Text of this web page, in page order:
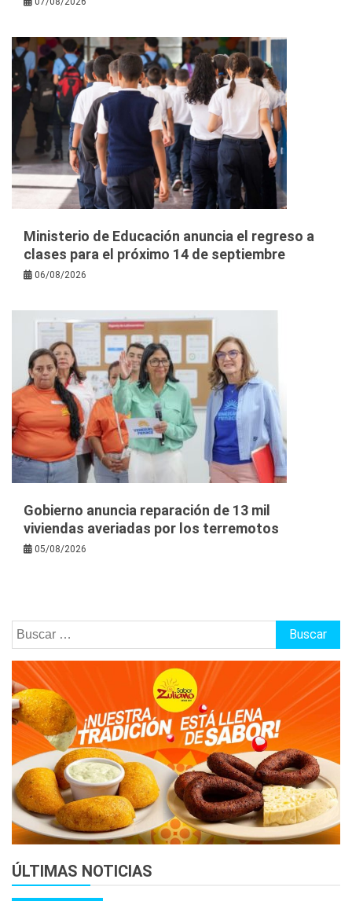
Ministerio de Educación anuncia el regreso a
clases para el próximo 14 de septiembre
06/08/2026
Gobierno anuncia reparación de 13 mil
viviendas averiadas por los terremotos
05/08/2026
Buscar:
ÚLTIMAS NOTICIAS